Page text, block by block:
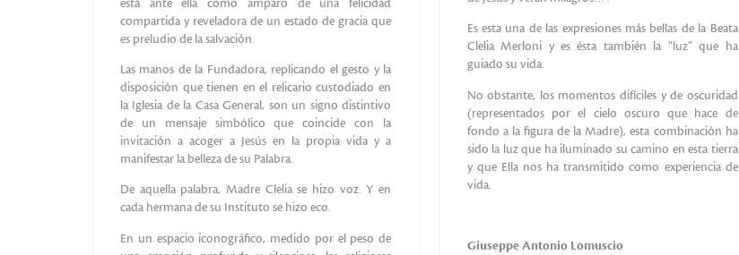
compartida y reveladora de un estado de gracia que
es preludio de la salvación.
Las manos de la Fundadora, replicando el gesto y la
disposición que tienen en el relicario custodiado en
la Iglesia de la Casa General, son un signo distintivo
de un mensaje simbólico que coincide con la
invitación a acoger a Jesús en la propia vida y a
manifestar la belleza de su Palabra.
De aquella palabra, Madre Clelia se hizo voz. Y en
cada hermana de su Instituto se hizo eco.
En un espacio iconográfico, medido por el peso de
Es esta una de las expresiones más bellas de la Beata
Clelia Merloni y es ésta también la “luz” que ha
guiado su vida.
No obstante, los momentos difíciles y de oscuridad
(representados por el cielo oscuro que hace de
fondo a la figura de la Madre), esta combinación ha
sido la luz que ha iluminado su camino en esta tierra
y que Ella nos ha transmitido como experiencia de
vida.
Giuseppe Antonio Lomuscio